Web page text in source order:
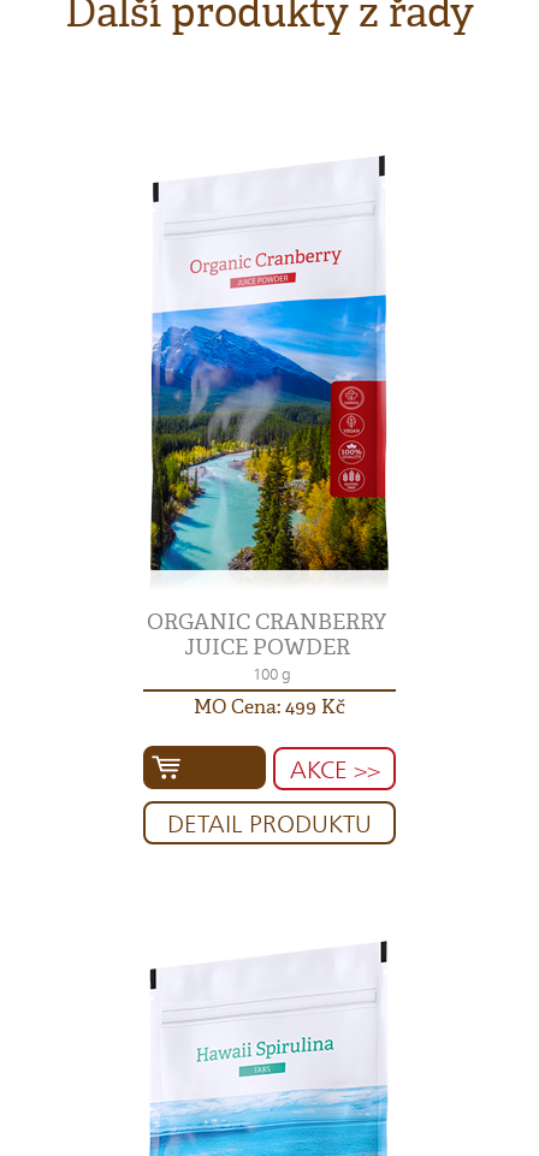
Další produkty z řady
ORGANIC CRANBERRY
JUICE POWDER
100 g
MO Cena: 499 Kč
AKCE >>
DETAIL PRODUKTU